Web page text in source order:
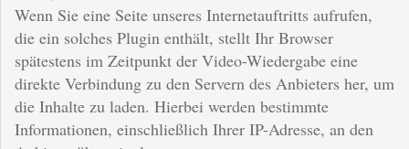
Wenn Sie eine Seite unseres Internetauftritts aufrufen,
die ein solches Plugin enthält, stellt Ihr Browser
spätestens im Zeitpunkt der Video-Wiedergabe eine
direkte Verbindung zu den Servern des Anbieters her, um
die Inhalte zu laden. Hierbei werden bestimmte
Informationen, einschließlich Ihrer IP-Adresse, an den